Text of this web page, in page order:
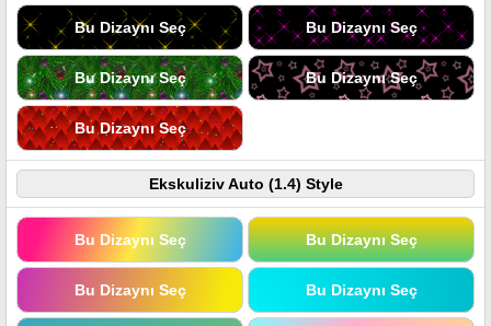
Bu Dizaynı Seç Bu Dizaynı Seç
Bu Dizaynı Seç Bu Dizaynı Seç
Bu Dizaynı Seç
Ekskuliziv Auto (1.4) Style
Bu Dizaynı Seç Bu Dizaynı Seç
Bu Dizaynı Seç Bu Dizaynı Seç